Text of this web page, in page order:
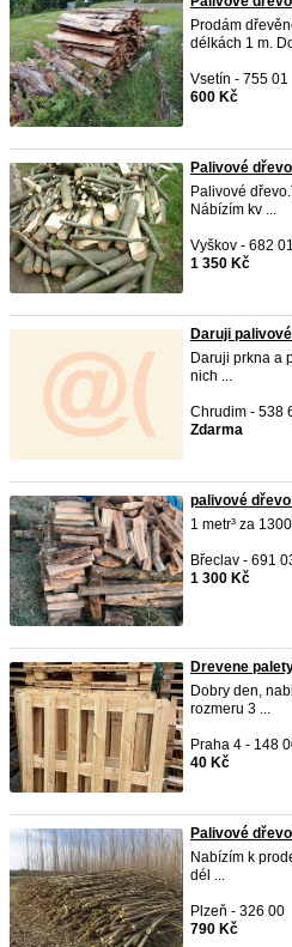
Prodám
délkách 1 m.
Vsetín - 755 01
600 Kč
Palivové
Palivové
Nábízím kv ...
Vyškov - 682 01
1 350 Kč
Daruji
Daruji prkna a
nich ...
Chrudim - 538
Zdarma
palivové
1 metr³ za
Břeclav - 691
1 300 Kč
Drevene
Dobry den,
rozmeru 3 ...
Praha 4 - 148
40 Kč
Palivové
Nabízím k
dél ...
Plzeň - 326 00
790 Kč